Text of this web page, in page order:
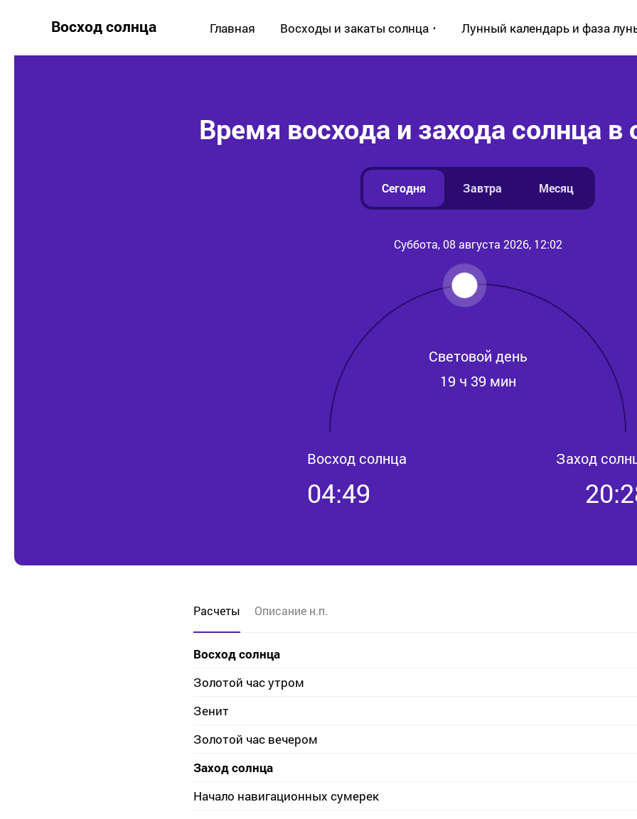
Восход солнца Главная Восходы и закаты солнца Лунный календарь и фаза
Время восхода и захода солнца в
Сегодня Завтра Месяц
Суббота, 08 августа 2026, 12:02
Световой день
19 ч 39 мин
Восход солнца
04:49
Заход
Расчеты Описание н.п.
Восход солнца
Золотой час утром
Зенит
Золотой час вечером
Заход солнца
Начало навигационных сумерек